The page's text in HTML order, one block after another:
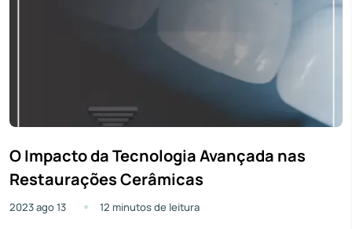
O Impacto da Tecnologia Avançada nas
Restaurações Cerâmicas
2023 ago 13 12 minutos de leitura